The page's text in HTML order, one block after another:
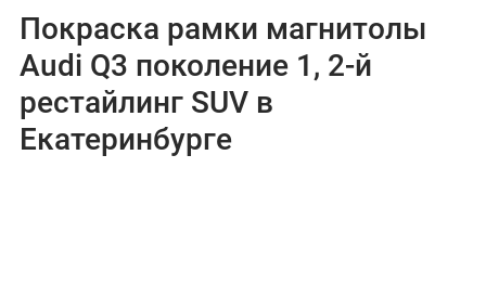
Покраска рамки магнитолы
Audi Q3 поколение 1, 2-й
рестайлинг SUV в
Екатеринбурге